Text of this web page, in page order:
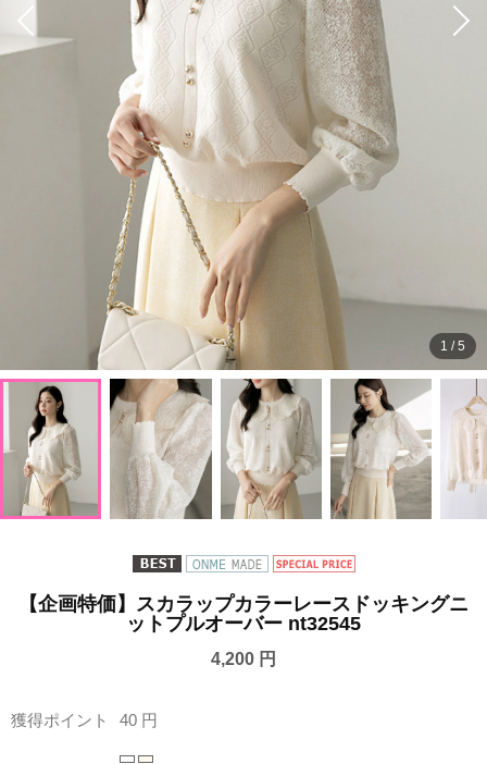
1 /5
【企画特価】スカラップカラーレースドッキングニ
ットプルオーバー nt32545
4,200 円
獲得ポイント 40 円